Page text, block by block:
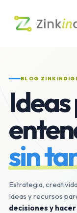
BLOG
sin
Estrategia,
Ideas y recursos
decisiones y